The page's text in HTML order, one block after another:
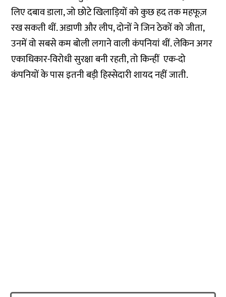
लिए दबाव डाला, जो छोटे खिलाड़ियों को कुछ हद तक महफूज़
रख सकती थीं. अडाणी और लीप, दोनों ने जिन ठेकों को जीता,
उनमें वो सबसे कम बोली लगाने वाली कंपनियां थीं. लेकिन अगर
एकाधिकार-विरोधी सुरक्षा बनी रहती, तो किन्हीं एक-दो
कंपनियों के पास इतनी बड़ी हिस्सेदारी शायद नहीं जाती.